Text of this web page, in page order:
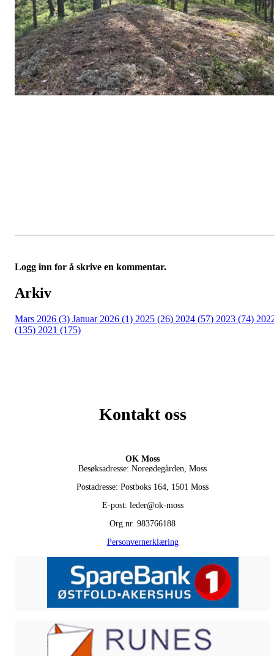
Logg inn for å skrive en kommentar.
Arkiv
Mars 2026 (3) Januar 2026 (1) 2025 (26) 2024 (57) 2023 (74)
(135) 2021 (175)
Kontakt oss
OK Moss
Besøksadresse: Noreødegården, Moss
Postadresse: Postboks 164, 1501 Moss
E-post: leder@ok-moss
Org.nr. 983766188
Personvernerklæring